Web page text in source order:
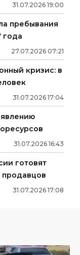
31.07.2026 19:00
пребывания
года
27.07.2026 07:21
кризис: в
31.07.2026 17:04
31.07.2026 16:43
готовят
31.07.2026 17:08